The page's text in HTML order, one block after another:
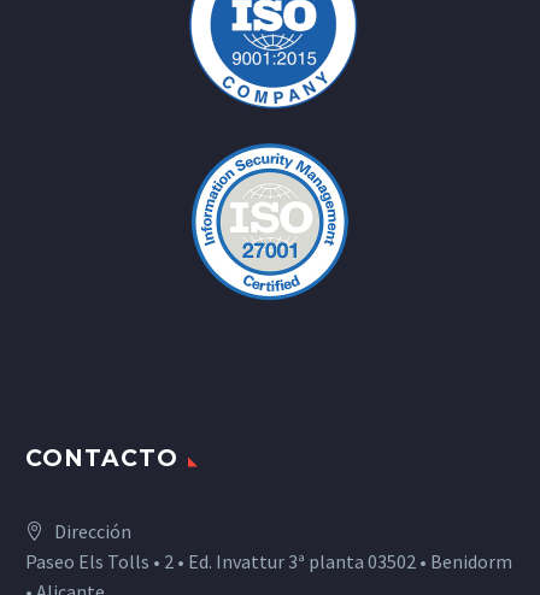
CONTACTO
Dirección
Paseo Els Tolls • 2 • Ed. Invattur 3ª planta 03502 • Benidorm